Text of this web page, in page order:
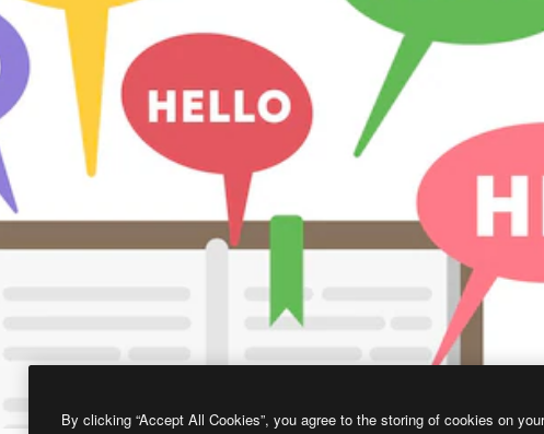
By clicking “Accept All Cookies”, you agree to the storing of cookies on